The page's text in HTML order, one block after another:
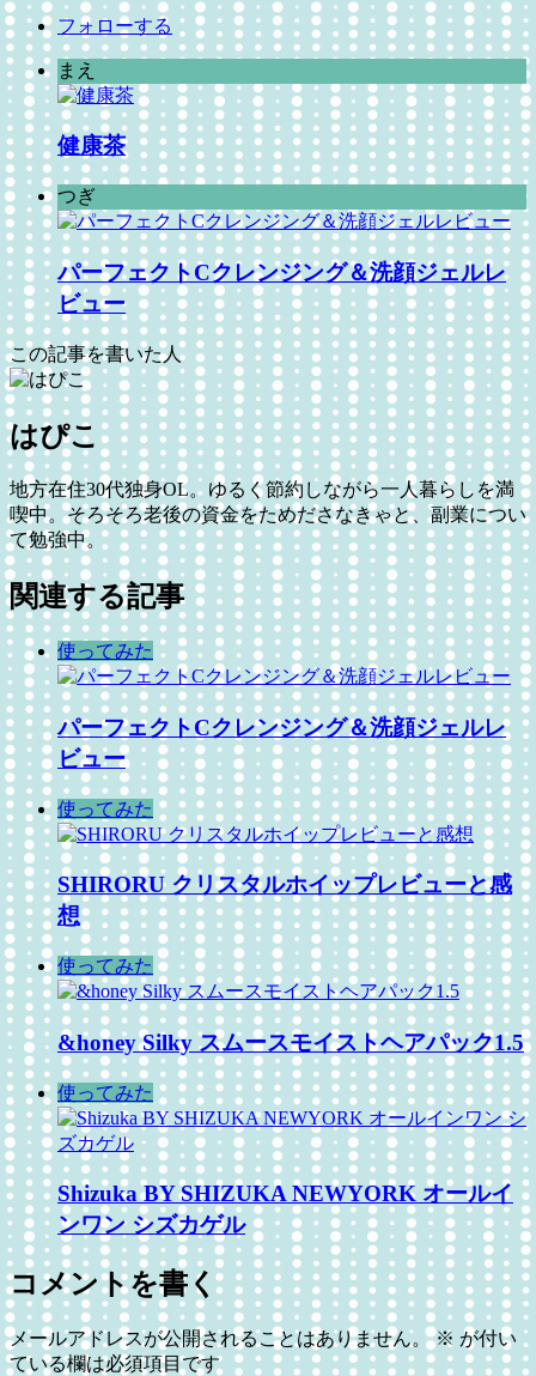
フォローする
まえ
健康茶
つぎ
パーフェクトCクレンジング＆洗顔ジェルレ
ビュー
この記事を書いた人
はぴこ
地方在住30代独身OL。ゆるく節約しながら一人暮らしを満
喫中。そろそろ老後の資金をためださなきゃと、副業につい
て勉強中。
関連する記事
使ってみた
パーフェクトCクレンジング＆洗顔ジェルレ
ビュー
使ってみた
SHIRORU クリスタルホイップレビューと感
想
使ってみた
&honey Silky スムースモイストヘアパック1.5
使ってみた
Shizuka BY SHIZUKA NEWYORK オールイ
ンワン シズカゲル
コメントを書く
メールアドレスが公開されることはありません。 ※ が付い
ている欄は必須項目です